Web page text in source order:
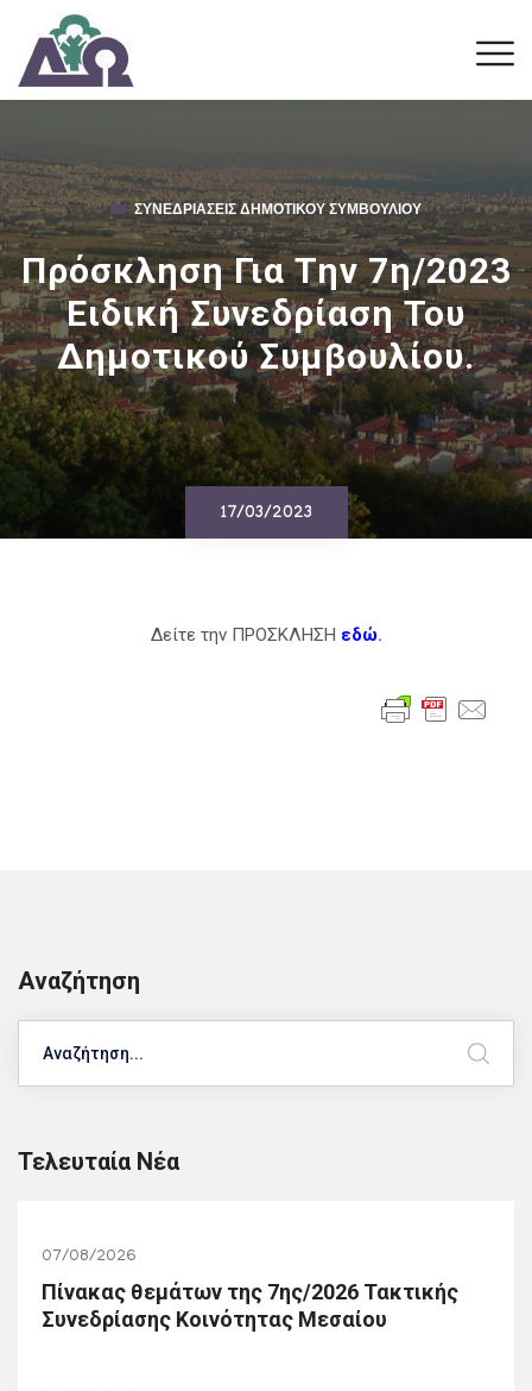
ΣΥΝΕΔΡΙΆΣΕΙΣ ΔΗΜΟΤΙΚΟΎ ΣΥΜΒΟΥΛΊΟΥ
Πρόσκληση Για Την 7η/2023
Ειδική Συνεδρίαση Του
Δημοτικού Συμβουλίου.
17/03/2023
Δείτε την ΠΡΟΣΚΛΗΣΗ εδώ.
Αναζήτηση
Τελευταία Νέα
07/08/2026
Πίνακας θεμάτων της 7ης/2026 Τακτικής
Συνεδρίασης Κοινότητας Μεσαίου